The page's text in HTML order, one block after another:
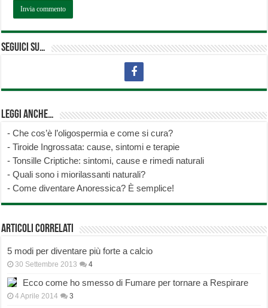
Seguici su…
Leggi anche…
-Che cos’è l’oligospermia e come si cura?
-Tiroide Ingrossata: cause, sintomi e terapie
-Tonsille Criptiche: sintomi, cause e rimedi naturali
-Quali sono i miorilassanti naturali?
-Come diventare Anoressica? È semplice!
Articoli correlati
5 modi per diventare più forte a calcio
30 Settembre 2013 4
Ecco come ho smesso di Fumare per tornare a Respirare
4 Aprile 2014 3